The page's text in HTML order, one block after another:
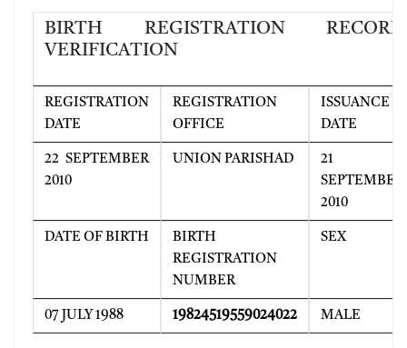
BIRTH REGISTRATION RECORD
VERIFICATION
REGISTRATION
DATE
REGISTRATION
OFFICE
ISSUANCE
DATE
22 SEPTEMBER
2010
UNION PARISHAD
21
SEPTEMBER
2010
DATE OF BIRTH
BIRTH
REGISTRATION
NUMBER
SEX
07 JULY 1988 19824519559024022 MALE